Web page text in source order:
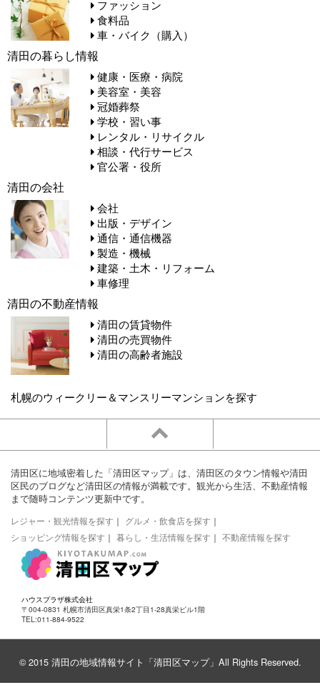
ファッション
食料品
車・バイク（購入）
清田の暮らし情報
健康・医療・病院
美容室・美容
冠婚葬祭
学校・習い事
レンタル・リサイクル
相談・代行サービス
官公署・役所
清田の会社
会社
出版・デザイン
通信・通信機器
製造・機械
建築・土木・リフォーム
車修理
清田の不動産情報
清田の賃貸物件
清田の売買物件
清田の高齢者施設
札幌のウィークリー＆マンスリーマンションを探す
清田区に地域密着した「清田区マップ」は、清田区のタウン情報や清田
区民のブログなど清田区の情報が満載です。観光から生活、不動産情報
まで随時コンテンツ更新中です。
レジャー・観光情報を探す ｜ グルメ・飲食店を探す ｜
ショッピング情報を探す ｜ 暮らし・生活情報を探す ｜ 不動産情報を探す
ハウスプラザ株式会社
〒004-0831 札幌市清田区真栄1条2丁目1-28真栄ビル1階
TEL:011-884-9522
© 2015 清田の地域情報サイト「清田区マップ」All Rights Reserved.